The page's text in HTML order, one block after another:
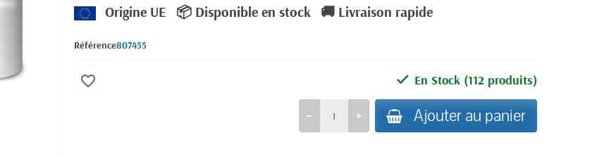
Origine UE 📦 Disponible en stock 🚚 Livraison rapide
Référence807455
En Stock (112 produits)
Ajouter au panier
favorite_border